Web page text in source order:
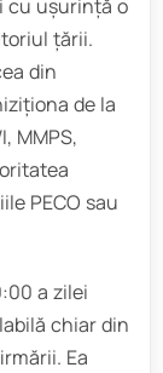
cu ușurință o
țării.
din
de la
MMPS,
PECO sau
a zilei
chiar din
Ea